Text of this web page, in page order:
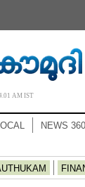
AM IST
NEWS 360